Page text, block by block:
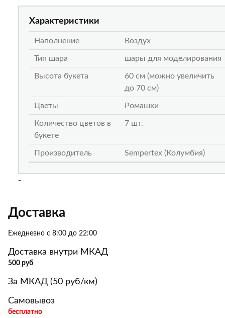
Характеристики
Наполнение Воздух
Тип шара шары для моделирования
Высота букета
60 см (можно увеличить
до 70 см)
Цветы Ромашки
Количество цветов в
букете
7 шт.
Производитель Sempertex (Колумбия)
-
Доставка
Ежедневно с 8:00 до 22:00
Доставка внутри МКАД
500 руб
За МКАД (50 руб/км)
Самовывоз
бесплатно